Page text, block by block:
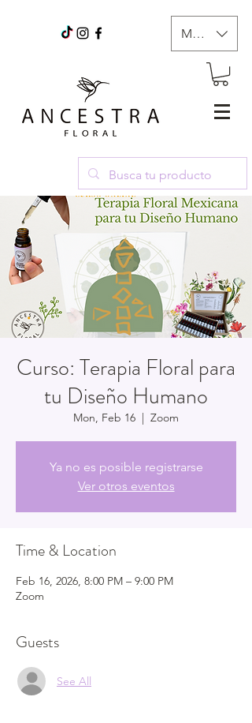
MXN ($)
Curso: Terapia Floral para
tu Diseño Humano
Mon, Feb 16
  |
Zoom
Ya no es posible registrarse
Ver otros eventos
Time & Location
Feb 16, 2026, 8:00 PM – 9:00 PM
Zoom
Guests
See All